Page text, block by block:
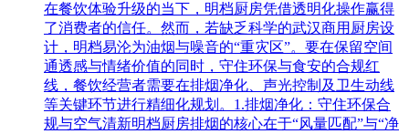
在餐饮体验升级的当下，明档厨房凭借透明化操作赢得
了消费者的信任。然而，若缺乏科学的武汉商用厨房设
计，明档易沦为油烟与噪音的“重灾区”。要在保留空间
通透感与情绪价值的同时，守住环保与食安的合规红
线，餐饮经营者需要在排烟净化、声光控制及卫生动线
等关键环节进行精细化规划。1.排烟净化：守住环保合
规与空气清新明档厨房排烟的核心在于“风量匹配”与“净